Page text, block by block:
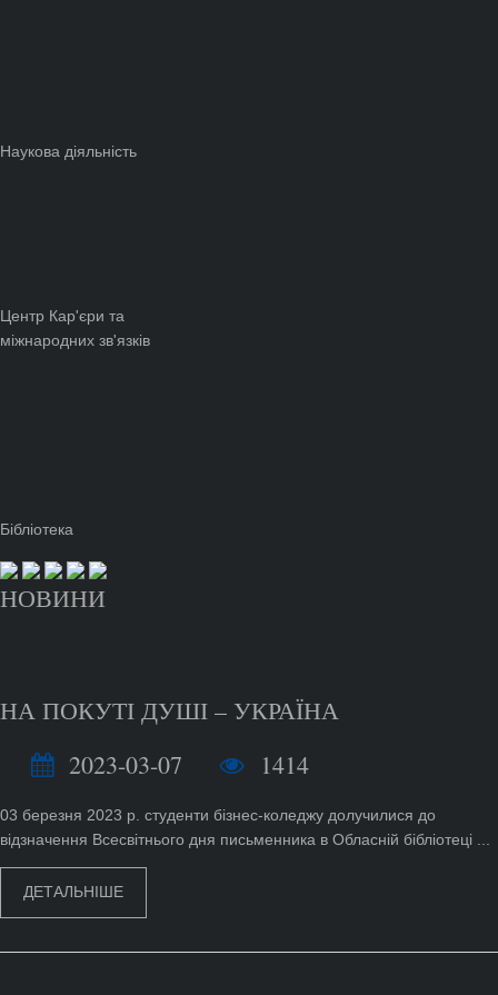
Наукова діяльність
Центр Кар'єри та
міжнародних зв'язків
Бібліотека
НОВИНИ
НА ПОКУТІ ДУШІ – УКРАЇНА
2023-03-07
1414
03 березня 2023 р. студенти бізнес-коледжу долучилися до
відзначення Всесвітнього дня письменника в Обласній бібліотеці ...
ДЕТАЛЬНІШЕ